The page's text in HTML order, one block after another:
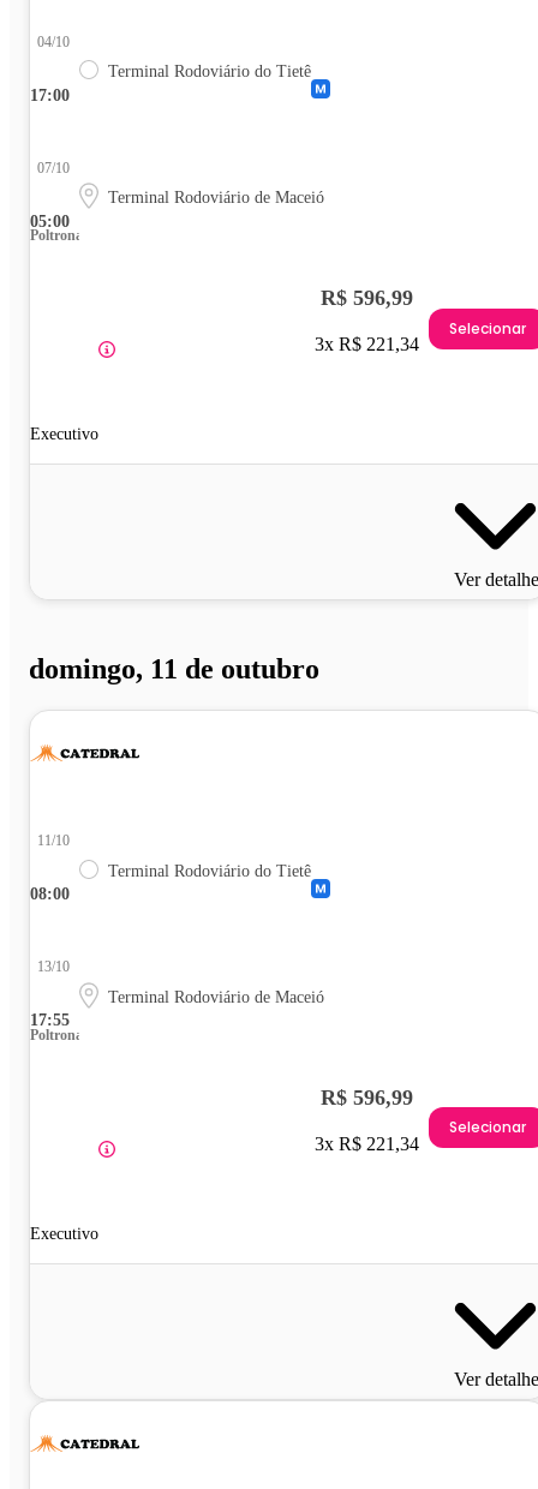
17:00
04/10
Terminal Rodoviário do Tietê
05:00
07/10
Terminal Rodoviário de Maceió
Poltrona
Executivo
R$ 596,99
3x R$ 221,34
Selecionar
Ver
domingo, 11 de outubro
08:00
11/10
Terminal Rodoviário do Tietê
17:55
13/10
Terminal Rodoviário de Maceió
Poltrona
Executivo
R$ 596,99
3x R$ 221,34
Selecionar
Ver